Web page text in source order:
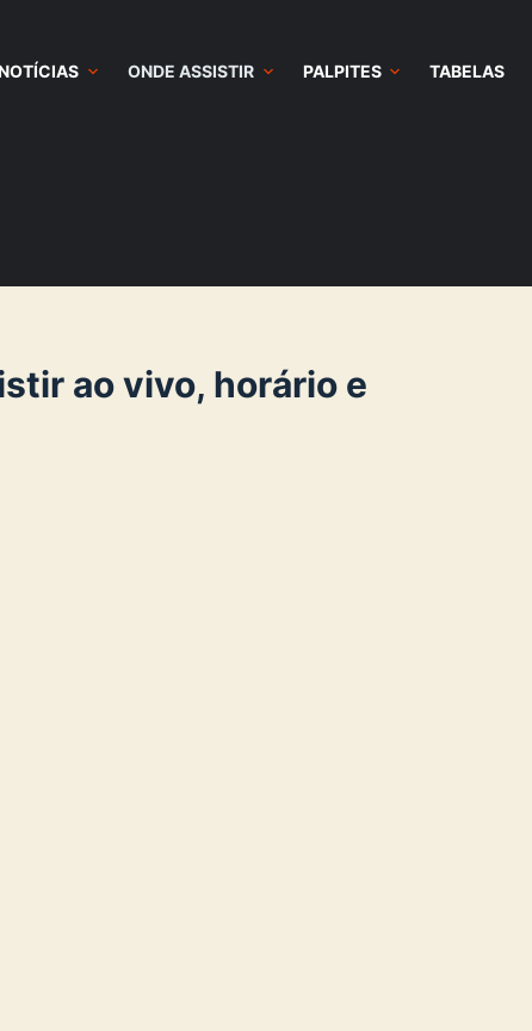
ONDE ASSISTIR PALPITES TABELAS
ao vivo, horário e